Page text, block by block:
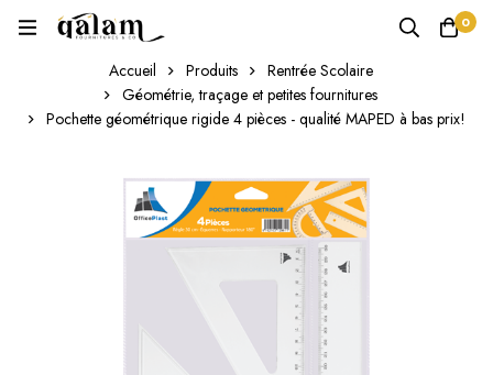
0
Accueil Produits
Rentrée Scolaire
Géométrie, traçage et petites fournitures
Pochette géométrique rigide 4 pièces - qualité MAPED à bas prix!